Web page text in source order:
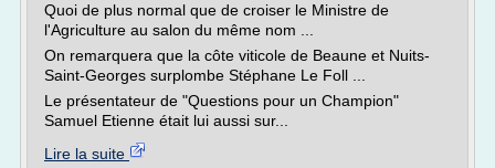
Quoi de plus normal que de croiser le Ministre de
l'Agriculture au salon du même nom ...
On remarquera que la côte viticole de Beaune et Nuits-
Saint-Georges surplombe Stéphane Le Foll ...
Le présentateur de "Questions pour un Champion"
Samuel Etienne était lui aussi sur...
Lire la suite